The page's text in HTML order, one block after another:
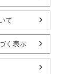
て
く表示